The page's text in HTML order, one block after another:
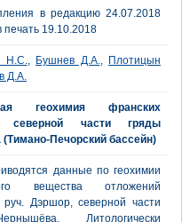
в редакцию 24.07.2018
печать 19.10.2018
Н.С., Бушнев Д.А., Плотицын
Д.А.
геохимия франских
северной части гряды
Печорский бассейн)
данные по геохимии
вещества отложений
Дэршор, северной части
Литологически